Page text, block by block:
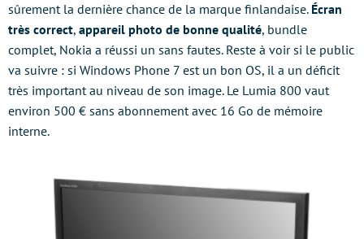
sûrement la dernière chance de la marque finlandaise. Écran
très correct, appareil photo de bonne qualité, bundle
complet, Nokia a réussi un sans fautes. Reste à voir si le public
va suivre : si Windows Phone 7 est un bon OS, il a un déficit
très important au niveau de son image. Le Lumia 800 vaut
environ 500 € sans abonnement avec 16 Go de mémoire
interne.